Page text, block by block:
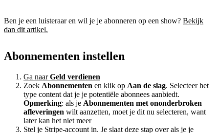
Ben je een luisteraar en wil je je abonneren op een show? Bekijk
dan dit artikel.
Abonnementen instellen
Ga naarGeld verdienen
Zoek Abonnementen en klik op Aan de slag. Selecteer het
type content dat je je potentiële abonnees aanbiedt.
Opmerking: als je Abonnementen met ononderbroken
afleveringen wilt aanzetten, moet je dit nu selecteren, want
later kan het niet meer
Stel je Stripe-account in. Je slaat deze stap over als je je